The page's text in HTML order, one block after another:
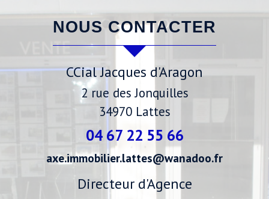
NOUS CONTACTER
CCial Jacques d'Aragon
2 rue des Jonquilles
34970 Lattes
04 67 22 55 66
axe.immobilier.lattes@wanadoo.fr
Directeur d'Agence